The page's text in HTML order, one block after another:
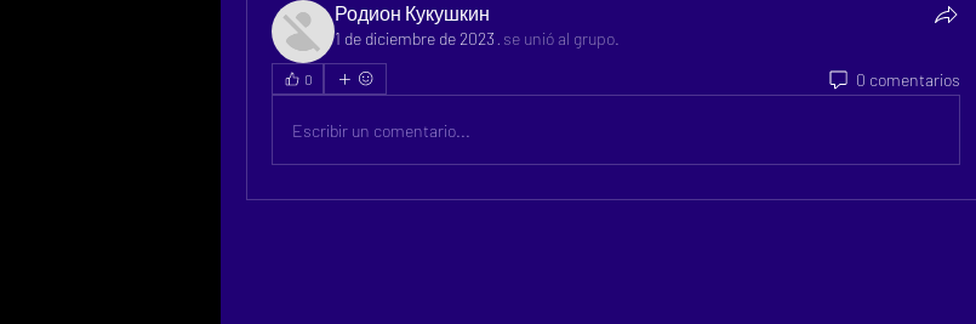
Родион Кукушкин
1 de diciembre de 2023 · se unió al grupo.
0 0 comentarios
Escribir un comentario...